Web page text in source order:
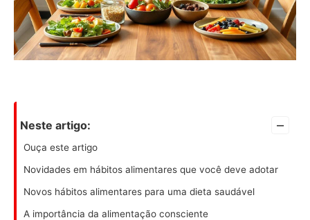
Neste artigo: –
Ouça este artigo
Novidades em hábitos alimentares que você deve adotar
Novos hábitos alimentares para uma dieta saudável
A importância da alimentação consciente